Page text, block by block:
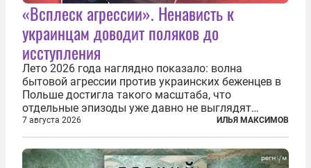
«Всплеск агрессии». Ненависть к
украинцам доводит поляков до
исступления
Лето 2026 года наглядно показало: волна
бытовой агрессии против украинских беженцев в
Польше достигла такого масштаба, что
отдельные эпизоды уже давно не выглядят
случайными. Поляки, судя по происходящему,
буквально теряют рассудок от ненависти к
украинским беженцам, и каждый новый случай
по-своему...
7 августа 2026 ИЛЬЯ МАКСИМОВ